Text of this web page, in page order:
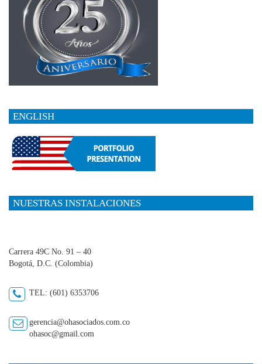
ENGLISH
NUESTRAS INSTALACIONES
Carrera 49C No. 91 – 40
Bogotá, D.C. (Colombia)
TEL: (601) 6353706
gerencia@ohasociados.com.co
ohasoc@gmail.com